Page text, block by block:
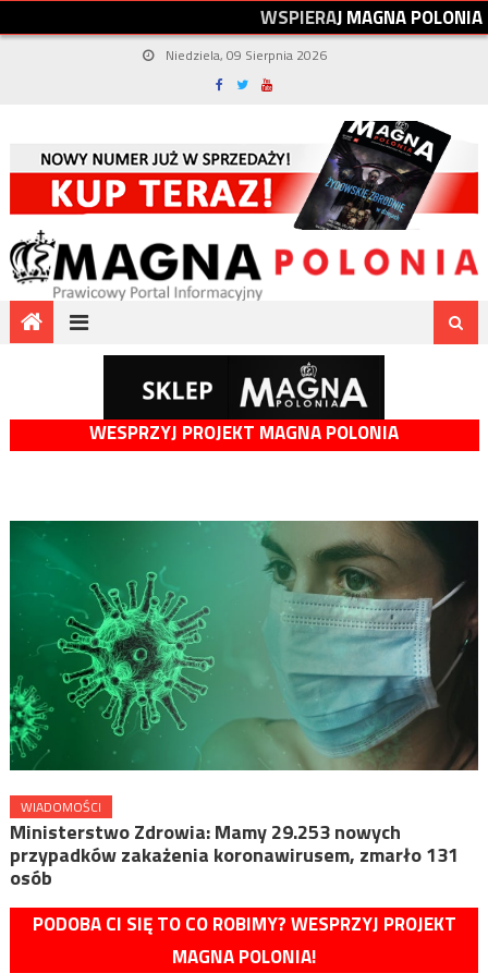
WSPIERAJMAGNAPOLONIA
Niedziela, 09 Sierpnia 2026
WESPRZYJ PROJEKT MAGNA POLONIA
WIADOMOŚCI
Ministerstwo Zdrowia: Mamy 29.253 nowych
przypadków zakażenia koronawirusem, zmarło 131
osób
PODOBA CI SIĘ TO CO ROBIMY? WESPRZYJ PROJEKT
MAGNA POLONIA!